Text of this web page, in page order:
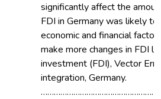
significantly affect the
FDI in Germany was likely
economic and financial
make more changes in FDI
investment (FDI), Vector
integration, Germany.